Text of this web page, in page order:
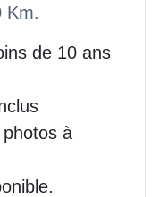
Km.
de 10 ans
à